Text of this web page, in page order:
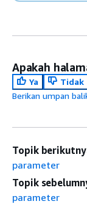
Apakah
Ya
Tidak
Berikan umpan
Topik
parameter
Topik
parameter